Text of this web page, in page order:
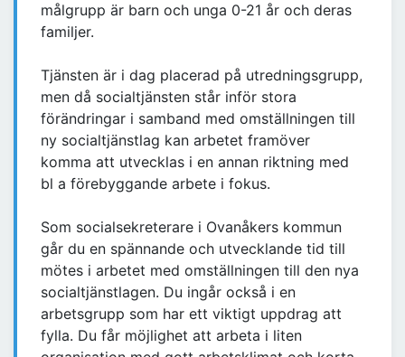
målgrupp är barn och unga 0-21 år och deras
familjer.
Tjänsten är i dag placerad på utredningsgrupp,
men då socialtjänsten står inför stora
förändringar i samband med omställningen till
ny socialtjänstlag kan arbetet framöver
komma att utvecklas i en annan riktning med
bl a förebyggande arbete i fokus.
Som socialsekreterare i Ovanåkers kommun
går du en spännande och utvecklande tid till
mötes i arbetet med omställningen till den nya
socialtjänstlagen. Du ingår också i en
arbetsgrupp som har ett viktigt uppdrag att
fylla. Du får möjlighet att arbeta i liten